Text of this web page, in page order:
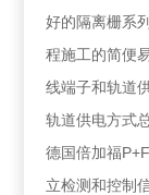
好的隔离栅系
程施工的简便
线端子和轨道
轨道供电方式
德国倍加福
立检测和控制